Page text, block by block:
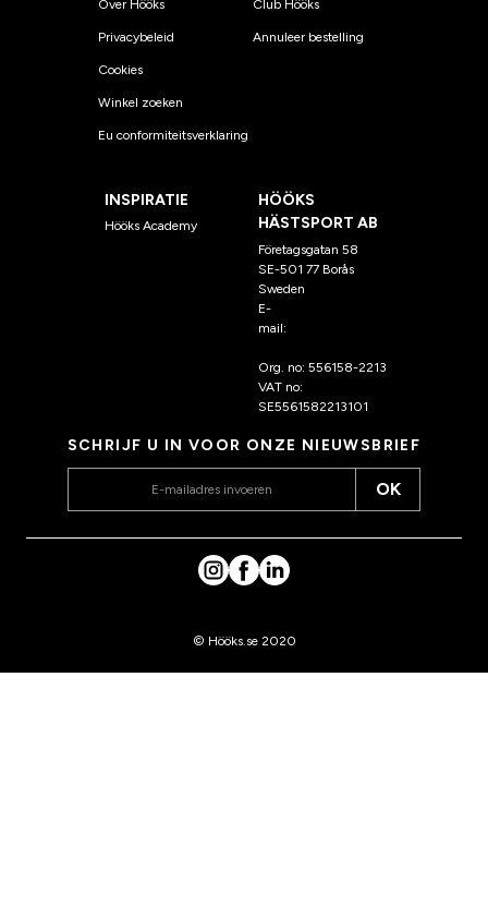
Over Hööks
Privacybeleid
Cookies
Winkel zoeken
Eu conformiteitsverklaring
Club Hööks
Annuleer bestelling
INSPIRATIE
Hööks Academy
HÖÖKS
HÄSTSPORT AB
Företagsgatan 58
SE-501 77 Borås
Sweden
E-
mail:
Org. no: 556158-2213
VAT no:
SE5561582213101
SCHRIJF U IN VOOR ONZE NIEUWSBRIEF
OK
© Hööks.se 2020